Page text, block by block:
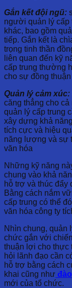
Gắn kết đội ngũ:
người quản lý
khác, bao gồm
tiếp. Gắn kết là
trọng tinh thần
liên quan đến kỹ
cấp trung thường
cho sự đồng thuận
Quản lý cảm xúc:
căng thẳng cho
quản lý cấp trung
xây dựng khả
tích cực và hiệu
năng lượng và sự
văn hóa
Những kỹ năng
chung vào khả
hỗ trợ và thúc đẩy
Bằng cách nắm
cấp trung có thể
văn hóa công ty
Nhìn chung, quản
chức gắn với
thuận lợi cho thực
hỏi lãnh đạo cần
hỗ trợ bằng cách
khai cũng như
mới của tổ chức.